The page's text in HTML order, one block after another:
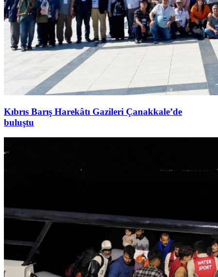
Kıbrıs Barış Harekâtı Gazileri Çanakkale’de
buluştu